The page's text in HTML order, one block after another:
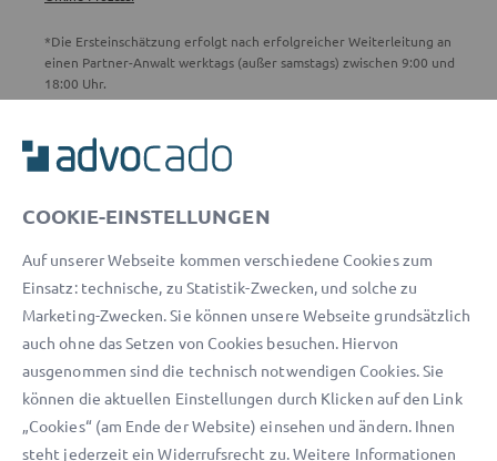
*Die Ersteinschätzung erfolgt nach erfolgreicher Weiterleitung an
einen Partner-Anwalt werktags (außer samstags) zwischen 9:00 und
18:00 Uhr.
ADVOCADO SERVICE
E-Mail:service@advocado.com
© 2026 advocado - einfach online den passenden Rechtsanwalt finden
COOKIE-EINSTELLUNGEN
Auf unserer Webseite kommen verschiedene Cookies zum
Einsatz: technische, zu Statistik-Zwecken, und solche zu
Marketing-Zwecken. Sie können unsere Webseite grundsätzlich
auch ohne das Setzen von Cookies besuchen. Hiervon
ausgenommen sind die technisch notwendigen Cookies. Sie
können die aktuellen Einstellungen durch Klicken auf den Link
„Cookies“ (am Ende der Website) einsehen und ändern. Ihnen
steht jederzeit ein Widerrufsrecht zu. Weitere Informationen